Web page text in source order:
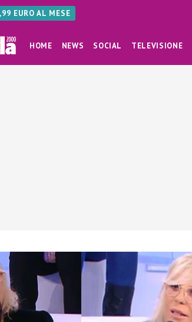
EURO AL MESE
HOME NEWS SOCIAL TELEVISIONE